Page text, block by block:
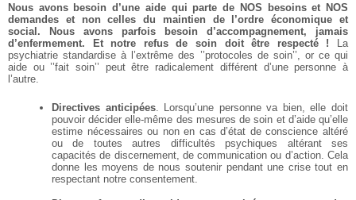
Nous avons besoin d’une aide qui parte de NOS besoins et NOS
demandes et non celles du maintien de l’ordre économique et
social. Nous avons parfois besoin d’accompagnement, jamais
d’enfermement. Et notre refus de soin doit être respecté ! La
psychiatrie standardise à l’extrême des ’’protocoles de soin’’, or ce qui
aide ou ’’fait soin’’ peut être radicalement différent d’une personne à
l’autre.
Directives anticipées. Lorsqu’une personne va bien, elle doit
pouvoir décider elle-même des mesures de soin et d’aide qu’elle
estime nécessaires ou non en cas d’état de conscience altéré
ou de toutes autres difficultés psychiques altérant ses
capacités de discernement, de communication ou d’action. Cela
donne les moyens de nous soutenir pendant une crise tout en
respectant notre consentement.